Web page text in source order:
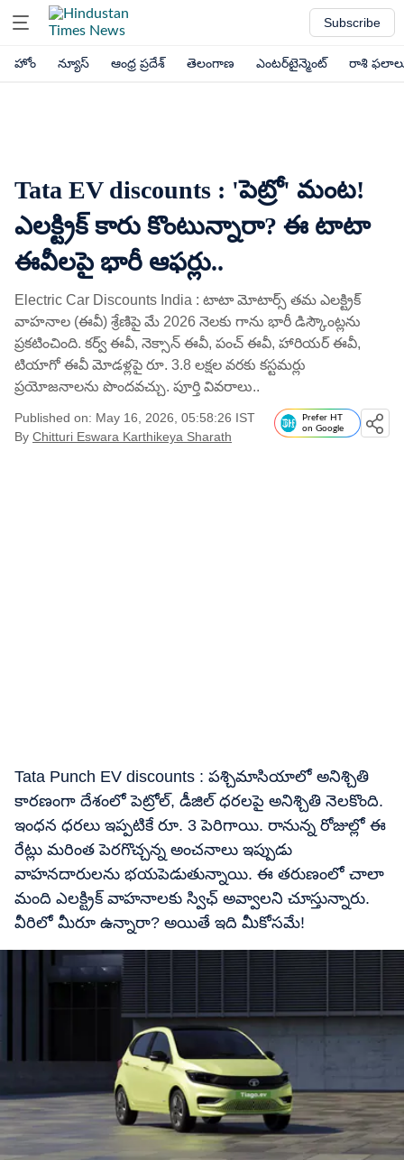
Subscribe
హోం న్యూస్ ఆంధ్ర ప్రదేశ్ తెలంగాణ ఎంటర్‌టైన్మెంట్ రాశి
Tata EV discounts : 'పెట్రో' మంట!
ఎలక్ట్రిక్​ కారు కొంటున్నారా? ఈ టాటా
ఈవీలపై భారీ ఆఫర్లు..
Electric Car Discounts India : టాటా మోటార్స్ తమ ఎలక్ట్రిక్
వాహనాల (ఈవీ) శ్రేణిపై మే 2026 నెలకు గాను భారీ డిస్కౌంట్లను
ప్రకటించింది. కర్వ్ ఈవీ, నెక్సాన్ ఈవీ, పంచ్ ఈవీ, హారియర్ ఈవీ,
టియాగో ఈవీ మోడళ్లపై రూ. 3.8 లక్షల వరకు కస్టమర్లు
ప్రయోజనాలను పొందవచ్చు. పూర్తి వివరాలు..
Published on: May 16, 2026, 05:58:26 IST
By Chitturi Eswara Karthikeya Sharath
Prefer HT
on Google
Tata Punch EV discounts : పశ్చిమాసియాలో అనిశ్చితి
కారణంగా దేశంలో పెట్రోల్​, డీజిల్​ ధరలపై అనిశ్చితి నెలకొంది.
ఇంధన ధరలు ఇప్పటికే రూ. 3 పెరిగాయి. రానున్న రోజుల్లో ఈ
రేట్లు మరింత పెరగొచ్చన్న అంచనాలు ఇప్పుడు
వాహనదారులను భయపెడుతున్నాయి. ఈ తరుణంలో చాలా
మంది ఎలక్ట్రిక్​ వాహనాలకు స్విఛ్ అవ్వాలని చూస్తున్నారు.
వీరిలో మీరూ ఉన్నారా? అయితే ఇది మీకోసమే!